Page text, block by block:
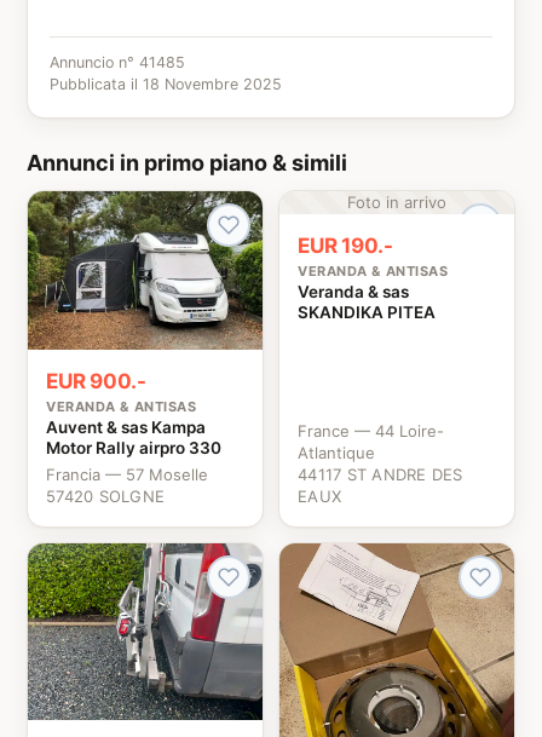
Annuncio n° 41485
Pubblicata il 18 Novembre 2025
Annunci in primo piano & simili
EUR 900.-
VERANDA & ANTISAS
Auvent & sas Kampa
Motor Rally airpro 330
Francia — 57 Moselle
57420 SOLGNE
Foto in arrivo
EUR 190.-
VERANDA & ANTISAS
Veranda & sas
SKANDIKA PITEA
France — 44 Loire-
Atlantique
44117 ST ANDRE DES
EAUX